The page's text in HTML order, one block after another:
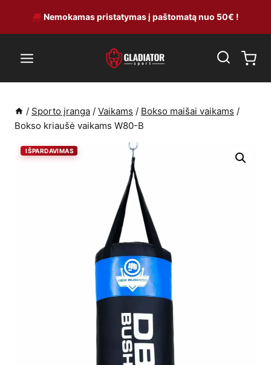
to
content
🚚 Nemokamas pristatymas į paštomatą nuo 50€ !
/ Sporto įranga / Vaikams / Bokso maišai vaikams /
Bokso kriaušė vaikams W80-B